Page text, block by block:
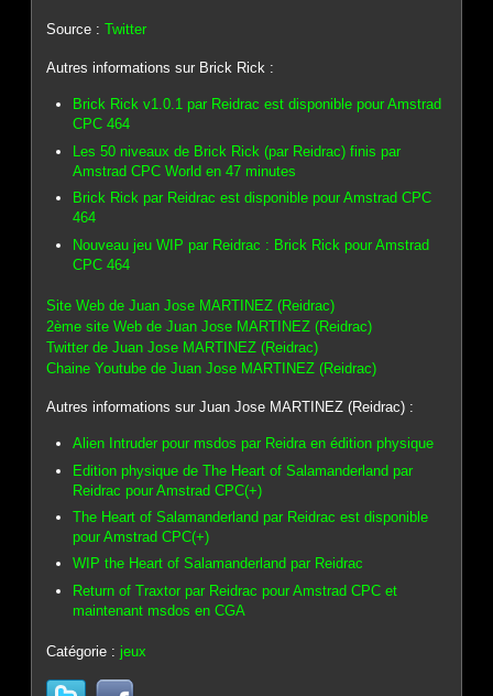
Source :Twitter
Autres informations sur Brick Rick :
Brick Rick v1.0.1 par Reidrac est disponible pour Amstrad
CPC 464
Les 50 niveaux de Brick Rick (par Reidrac) finis par
Amstrad CPC World en 47 minutes
Brick Rick par Reidrac est disponible pour Amstrad CPC
464
Nouveau jeu WIP par Reidrac : Brick Rick pour Amstrad
CPC 464
Site Web de Juan Jose MARTINEZ (Reidrac)
2ème site Web de Juan Jose MARTINEZ (Reidrac)
Twitter de Juan Jose MARTINEZ (Reidrac)
Chaine Youtube de Juan Jose MARTINEZ (Reidrac)
Autres informations sur Juan Jose MARTINEZ (Reidrac) :
Alien Intruder pour msdos par Reidra en édition physique
Edition physique de The Heart of Salamanderland par
Reidrac pour Amstrad CPC(+)
The Heart of Salamanderland par Reidrac est disponible
pour Amstrad CPC(+)
WIP the Heart of Salamanderland par Reidrac
Return of Traxtor par Reidrac pour Amstrad CPC et
maintenant msdos en CGA
Catégorie :jeux